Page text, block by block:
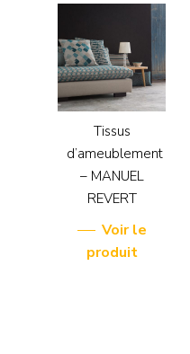
Tissus
d’ameublement
– MANUEL
REVERT
Voir le
produit